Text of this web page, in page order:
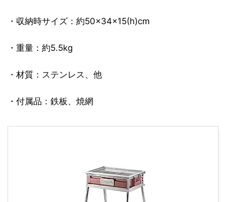
・収納時サイズ：約50×34×15(h)cm
・重量：約5.5kg
・材質：ステンレス、他
・付属品：鉄板、焼網